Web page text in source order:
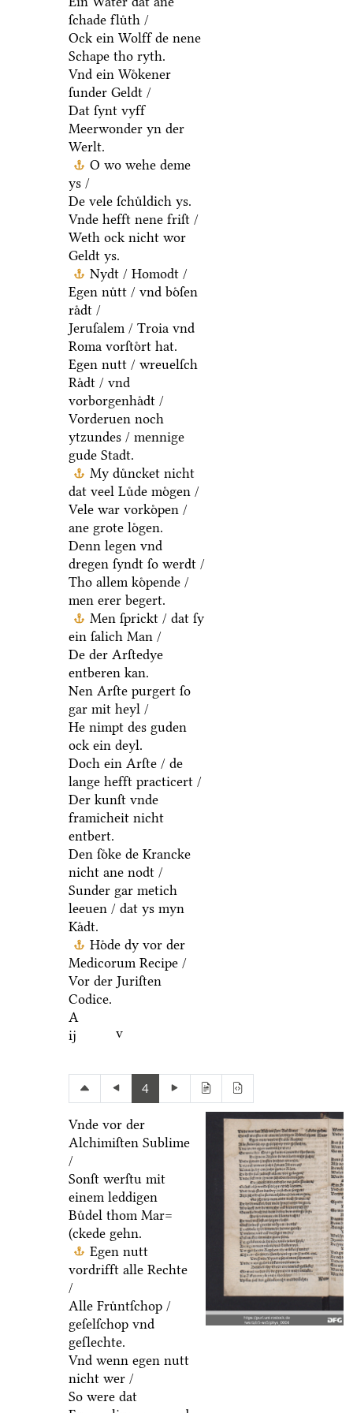
ſchade fluͤth /
Ock ein Wolff de nene
Schape tho ryth.
Vnd ein Woͤkener
ſunder Geldt /
Dat ſynt vyff
Meerwonder yn der
Werlt.
O wo wehe deme
ys /
De vele ſchuͤldich ys.
Vnde hefft nene friſt /
Weth ock nicht wor
Geldt ys.
Nydt / Homodt /
Egen nuͤtt / vnd boͤſen
raͤdt /
Jeruſalem / Troia vnd
Roma vorſtoͤrt hat.
Egen nutt / wreuelſch
Raͤdt / vnd
vorborgenhaͤdt /
Vorderuen noch
ytzundes / mennige
gude Stadt.
My duͤncket nicht
dat veel Luͤde moͤgen /
Vele war vorkoͤpen /
ane grote loͤgen.
Denn legen vnd
dregen ſyndt ſo werdt /
Tho allem koͤpende /
men erer begert.
Men ſprickt / dat ſy
ein ſalich Man /
De der Arſtedye
entberen kan.
Nen Arſte purgert ſo
gar mit heyl /
He nimpt des guden
ock ein deyl.
Doch ein Arſte / de
lange hefft practicert /
Der kunſt vnde
framicheit nicht
entbert.
Den ſoͤke de Krancke
nicht ane nodt /
Sunder gar metich
leeuen / dat ys myn
Kaͤdt.
Hoͤde dy vor der
Medicorum Recipe /
Vor der Juriſten
Codice.
A
ij
v
4
Vnde vor der
Alchimiſten Sublime
/
Sonſt werſtu mit
einem leddigen
Buͤdel thom Mar=
(ckede gehn.
Egen nutt
vordrifft alle Rechte
/
Alle Fruͤntſchop /
geſelſchop vnd
geſlechte.
Vnd wenn egen nutt
nicht wer /
So were dat